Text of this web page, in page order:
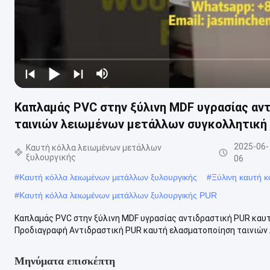
Καπλαμάς PVC στην ξύλινη MDF υγρασίας
ταινιών λειωμένων μετάλλων συγκολλητική
Καυτή κόλλα λειωμένων μετάλλων
ξυλουργικής
2025-06-
06
#Καυτή κόλλα λειωμένων μετάλλων ξυλουργικής #Ξύλινη καυτή
#Καυτή κόλλα λειωμένων μετάλλων ξυλουργικής PUR
Καπλαμάς PVC στην ξύλινη MDF υγρασίας αντιδραστική PUR
Προδιαγραφή Αντιδραστική PUR καυτή ελασματοποίηση
Μηνύματα επισκέπτη